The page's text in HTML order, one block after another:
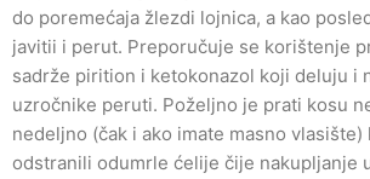
do poremećaja žlezdi lojnica, a kao
javitii i perut. Preporučuje se korištenje
sadrže pirition i ketokonazol koji deluju i
uzročnike peruti. Poželjno je prati kosu
nedeljno (čak i ako imate masno vlasište)
odstranili odumrle ćelije čije nakupljanje